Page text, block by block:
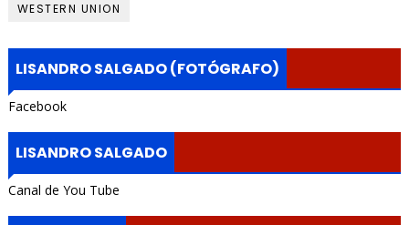
WESTERN UNION
LISANDRO SALGADO (FOTÓGRAFO)
Facebook
LISANDRO SALGADO
Canal de You Tube